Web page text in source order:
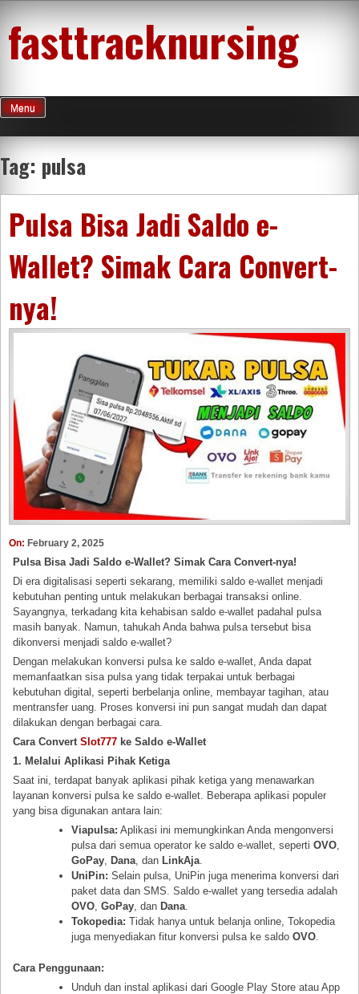
content
fasttracknursing
Menu
Tag: pulsa
Pulsa Bisa Jadi Saldo e-
Wallet? Simak Cara Convert-
nya!
On: February 2, 2025
Pulsa Bisa Jadi Saldo e-Wallet? Simak Cara Convert-nya!
Di era digitalisasi seperti sekarang, memiliki saldo e-wallet menjadi
kebutuhan penting untuk melakukan berbagai transaksi online.
Sayangnya, terkadang kita kehabisan saldo e-wallet padahal pulsa
masih banyak. Namun, tahukah Anda bahwa pulsa tersebut bisa
dikonversi menjadi saldo e-wallet?
Dengan melakukan konversi pulsa ke saldo e-wallet, Anda dapat
memanfaatkan sisa pulsa yang tidak terpakai untuk berbagai
kebutuhan digital, seperti berbelanja online, membayar tagihan, atau
mentransfer uang. Proses konversi ini pun sangat mudah dan dapat
dilakukan dengan berbagai cara.
Cara ConvertSlot777 ke Saldo e-Wallet
1. Melalui Aplikasi Pihak Ketiga
Saat ini, terdapat banyak aplikasi pihak ketiga yang menawarkan
layanan konversi pulsa ke saldo e-wallet. Beberapa aplikasi populer
yang bisa digunakan antara lain:
Viapulsa: Aplikasi ini memungkinkan Anda mengonversi
pulsa dari semua operator ke saldo e-wallet, sepertiOVO,
GoPay, Dana, dan LinkAja.
UniPin: Selain pulsa, UniPin juga menerima konversi dari
paket data dan SMS. Saldo e-wallet yang tersedia adalah
OVO,GoPay, dan Dana.
Tokopedia: Tidak hanya untuk belanja online, Tokopedia
juga menyediakan fitur konversi pulsa ke saldoOVO.
Cara Penggunaan:
Unduh dan instal aplikasi dari Google Play Store atau App